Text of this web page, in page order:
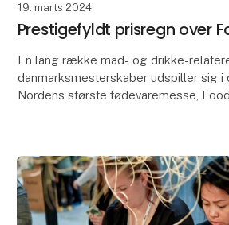
19. marts 2024
Prestigefyldt prisregn over
En lang række mad- og drikke-
danmarksmesterskaber udspiller sig i
Nordens største fødevaremesse,